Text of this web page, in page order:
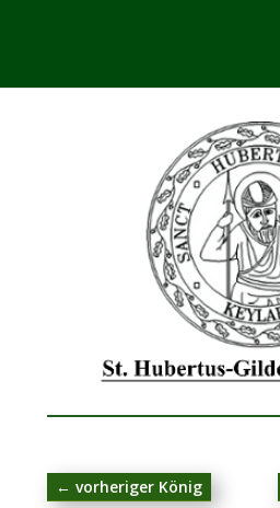
←vorheriger König